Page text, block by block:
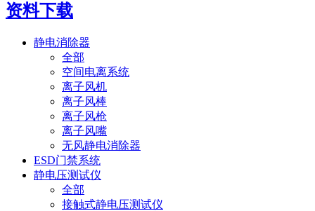
资料下载
静电消除器
全部
空间电离系统
离子风机
离子风棒
离子风枪
离子风嘴
无风静电消除器
ESD门禁系统
静电压测试仪
全部
接触式静电压测试仪